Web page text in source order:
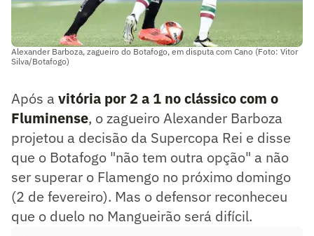
Alexander Barboza, zagueiro do Botafogo, em disputa com Cano (Foto: Vitor
Silva/Botafogo)
Após a vitória por 2 a 1 no clássico com o
Fluminense, o zagueiro Alexander Barboza
projetou a decisão da Supercopa Rei e disse
que o Botafogo "não tem outra opção" a não
ser superar o Flamengo no próximo domingo
(2 de fevereiro). Mas o defensor reconheceu
que o duelo no Mangueirão será difícil.